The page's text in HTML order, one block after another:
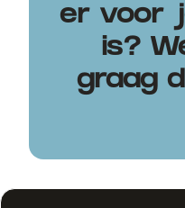
er voor
is?
graag